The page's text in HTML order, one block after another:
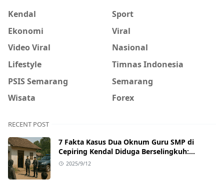
Kendal
Sport
Ekonomi
Viral
Video Viral
Nasional
Lifestyle
Timnas Indonesia
PSIS Semarang
Semarang
Wisata
Forex
RECENT POST
7 Fakta Kasus Dua Oknum Guru SMP di
Cepiring Kendal Diduga Berselingkuh:
Kronologi, Pengakuan, hingga Sanksi
2025/9/12